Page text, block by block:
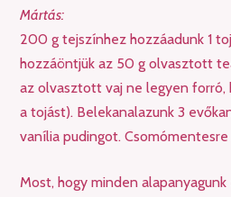
Mártás:
200 g tejszínhez hozzáadunk 1
hozzáöntjük az 50 g olvasztott
az olvasztott vaj ne legyen forró,
a tojást). Belekanalazunk 3
vanília pudingot.
Most, hogy minden